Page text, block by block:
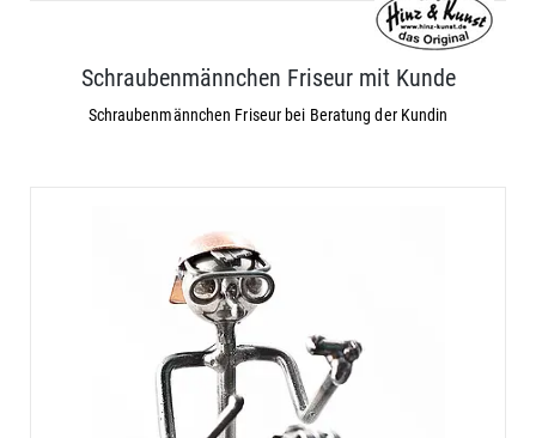
Schraubenmännchen Friseur mit Kunde
Schraubenmännchen Friseur bei Beratung der Kundin